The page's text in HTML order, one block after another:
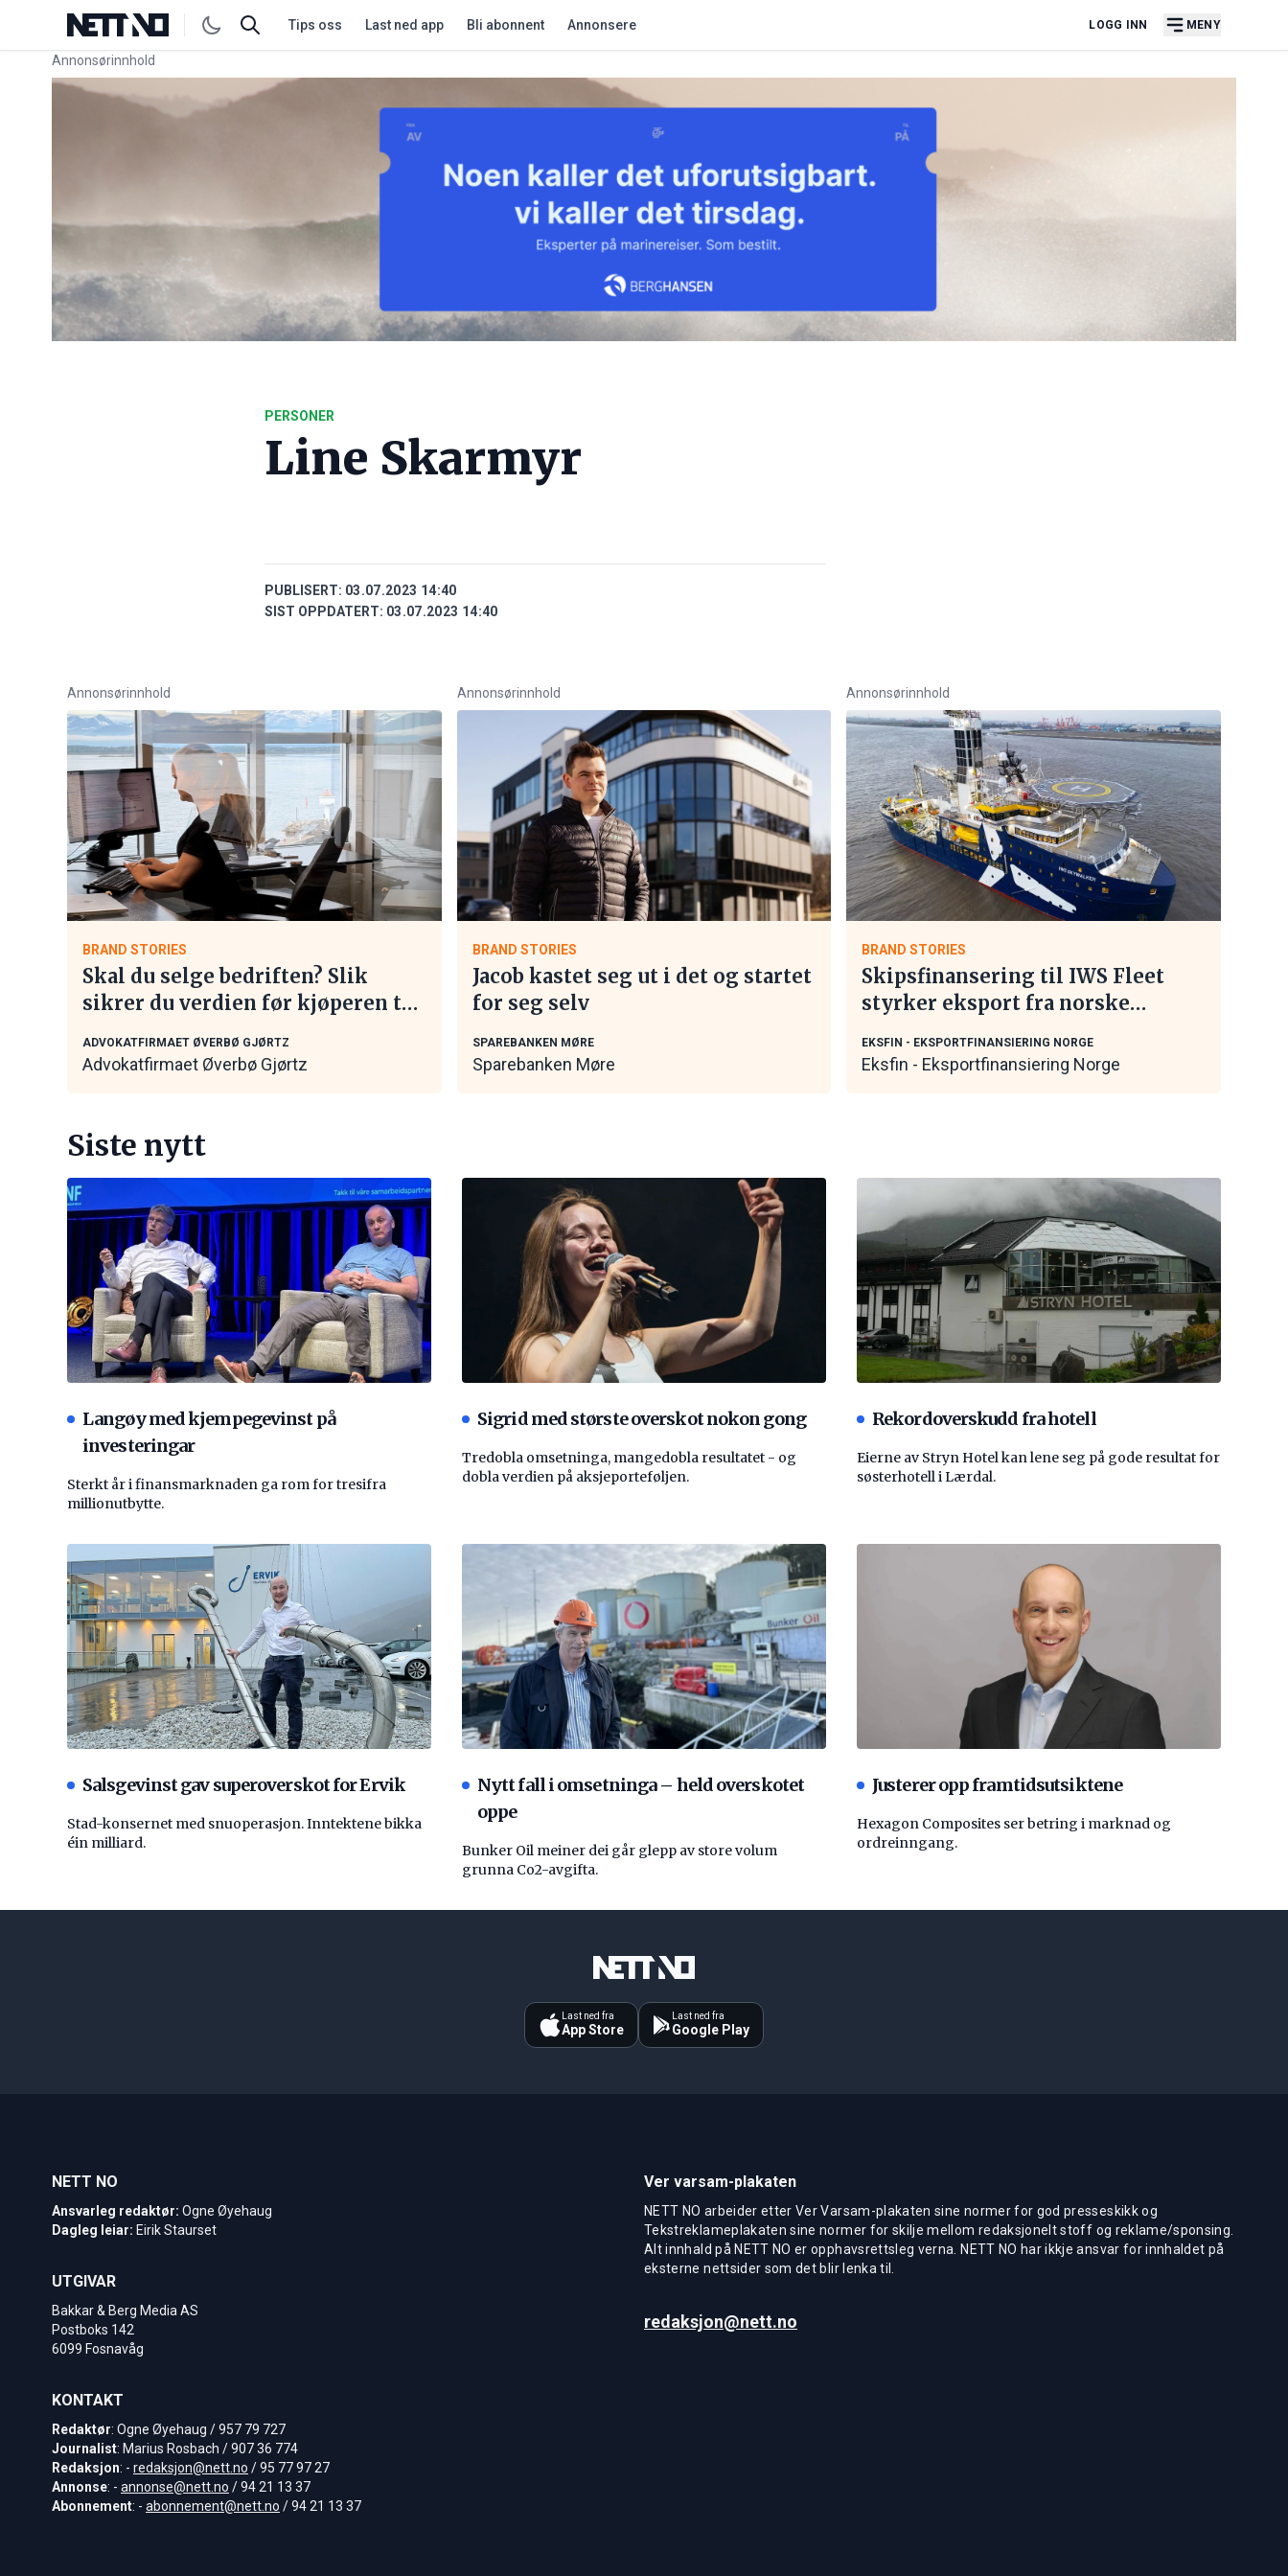
Tips oss Last ned app Bli abonnent Annonsere LOGG INN MENY
Annonsørinnhold
Link for annonse
PERSONER
Line Skarmyr
PUBLISERT: 03.07.2023 14:40
SIST OPPDATERT: 03.07.2023 14:40
Annonsørinnhold
BRAND STORIES
Skal du selge bedriften? Slik
sikrer du verdien før kjøperen tar
ADVOKATFIRMAET ØVERBØ GJØRTZ
Advokatfirmaet Øverbø Gjørtz
Annonsørinnhold
BRAND STORIES
Jacob kastet seg ut i det og startet
for seg selv
SPAREBANKEN MØRE
Sparebanken Møre
Annonsørinnhold
BRAND STORIES
Skipsfinansering til IWS Fleet
styrker eksport fra norske
EKSFIN - EKSPORTFINANSIERING NORGE
Eksfin - Eksportfinansiering Norge
Siste nytt
Langøy med kjempegevinst på
investeringar
Sterkt år i finansmarknaden ga rom for tresifra
millionutbytte.
Sigrid med største overskot nokon gong
Tredobla omsetninga, mangedobla resultatet - og
dobla verdien på aksjeporteføljen.
Rekordoverskudd fra hotell
Eierne av Stryn Hotel kan lene seg på gode resultat for
søsterhotell i Lærdal.
Salsgevinst gav superoverskot for Ervik
Stad-konsernet med snuoperasjon. Inntektene bikka
éin milliard.
Nytt fall i omsetninga – held overskotet
oppe
Bunker Oil meiner dei går glepp av store volum
grunna Co2-avgifta.
Justerer opp framtidsutsiktene
Hexagon Composites ser betring i marknad og
ordreinngang.
Last ned fra
App Store
Last ned fra
Google Play
NETT NO
Ansvarleg redaktør: Ogne Øyehaug
Dagleg leiar: Eirik Staurset
UTGIVAR
Bakkar & Berg Media AS
Postboks 142
6099 Fosnavåg
KONTAKT
Redaktør: Ogne Øyehaug / 957 79 727
Journalist: Marius Rosbach / 907 36 774
Redaksjon: - redaksjon@nett.no / 95 77 97 27
Annonse: - annonse@nett.no / 94 21 13 37
Abonnement: - abonnement@nett.no / 94 21 13 37
Ver varsam-plakaten
NETT NO arbeider etter Ver Varsam-plakaten sine normer for god presseskikk og
Tekstreklameplakaten sine normer for skilje mellom redaksjonelt stoff og reklame/sponsing.
Alt innhald på NETT NO er opphavsrettsleg verna. NETT NO har ikkje ansvar for innhaldet på
eksterne nettsider som det blir lenka til.
redaksjon@nett.no